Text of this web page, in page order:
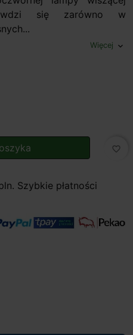
się zarówno w
Więcej expand_more
favorite_border
Szybkie płatności